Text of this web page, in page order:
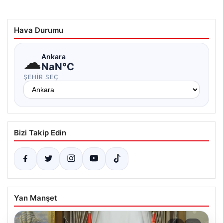
Hava Durumu
☁Ankara
NaN°C
ŞEHIR SEÇ
Bizi Takip Edin
Yan Manşet